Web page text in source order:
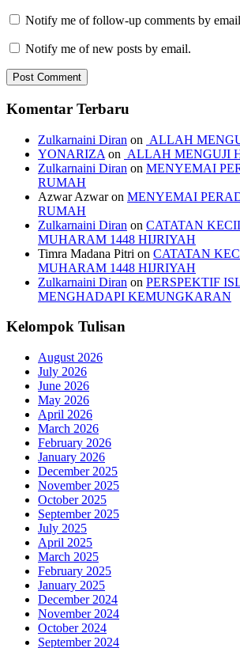
Notify me of follow-up comments by
Notify me of new posts by email.
Komentar Terbaru
Zulkarnaini Diran on ALLAH
YONARIZA on ALLAH MENGUJI
Zulkarnaini Diran on MENYEMAI
RUMAH
Azwar Azwaron MENYEMAI
RUMAH
Zulkarnaini Diran on CATATAN
MUHARAM 1448 HIJRIYAH
Timra Madana Pitri on CATATAN
MUHARAM 1448 HIJRIYAH
Zulkarnaini Diran on PERSPEKTIF
MENGHADAPI KEMUNGKARAN
Kelompok Tulisan
August 2026
July 2026
June 2026
May 2026
April 2026
March 2026
February 2026
January 2026
December 2025
November 2025
October 2025
September 2025
July 2025
April 2025
March 2025
February 2025
January 2025
December 2024
November 2024
October 2024
September 2024